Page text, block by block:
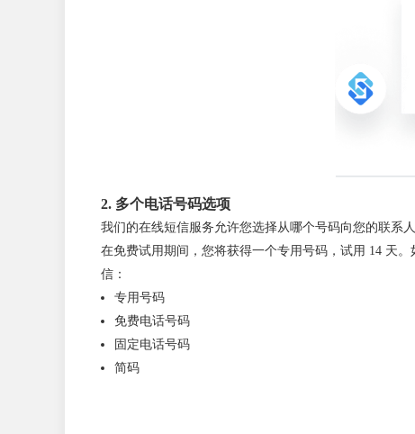
2. 多个电话号码选项
我们的在线短信服务允许您选择从哪个号码向您的联系
在免费试用期间，您将获得一个专用号码，试用 14 天。
信：
专用号码
免费电话号码
固定电话号码
简码